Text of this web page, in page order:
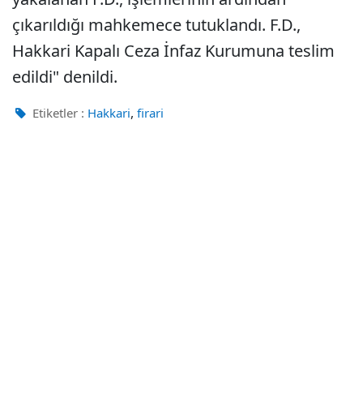
çıkarıldığı mahkemece tutuklandı. F.D.,
Hakkari Kapalı Ceza İnfaz Kurumuna teslim
edildi" denildi.
Etiketler : Hakkari, firari